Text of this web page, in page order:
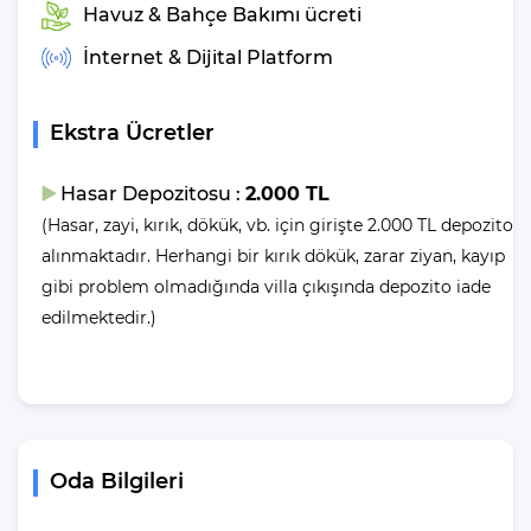
Kimler için Uygun: Küçük Aileler ve Balayı Çiftleri
Çocuk Havuzu: Evet
Villa Asaf Konum
Havalimanına Uzaklık: 125 Km
Şehir Merkezine Uzaklık : 10 Km
Plaja Uzaklık: 12 Km
Toplu Taşıma: 8 Km
Otogara Uzaklık
Sağlık Merkezi Uzaklık: 11 Km
Villa Asaf Havuz Ölçüleri
Nedir?
Havuz & Bahçe Bakımı ücreti
İnternet & Dijital Platform
Ekstra Ücretler
Hasar Depozitosu : 2.000 TL
(Hasar, zayi, kırık, dökük, vb. için girişte 2.000 TL depozito
alınmaktadır. Herhangi bir kırık dökük, zarar ziyan, kayıp
gibi problem olmadığında villa çıkışında depozito iade
edilmektedir.)
Oda Bilgileri